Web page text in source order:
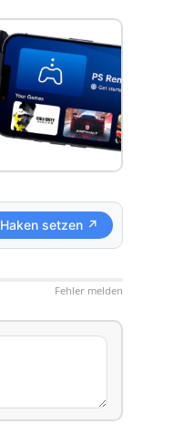
Haken setzen ↗
Fehler melden